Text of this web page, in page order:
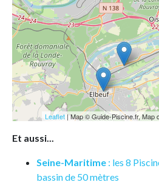
Leaflet| Map © Guide-Piscine.fr,
Et aussi...
Seine-Maritime : les 8
bassin de 50 mètres